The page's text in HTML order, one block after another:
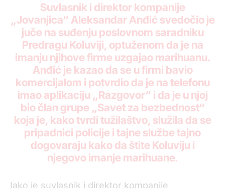
Suvlasnik i direktor kompanije
„Jovanjica“ Aleksandar Anđić svedočio je
juče na suđenju poslovnom saradniku
Predragu Koluviji, optuženom da je na
imanju njihove firme uzgajao marihuanu.
Anđić je kazao da se u firmi bavio
komercijalom i potvrdio da je na telefonu
imao aplikaciju „Razgovor“ i da je u njoj
bio član grupe „Savet za bezbednost“
koja je, kako tvrdi tužilaštvo, služila da se
pripadnici policije i tajne službe tajno
dogovaraju kako da štite Koluviju i
njegovo imanje marihuane.
Iako je suvlasnik i direktor kompanije